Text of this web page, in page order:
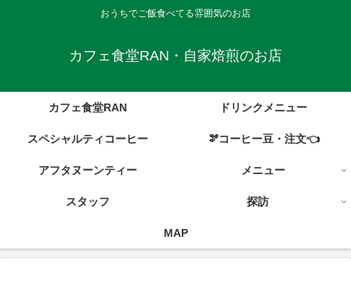
おうちでご飯食べてる雰囲気のお店
カフェ食堂RAN・自家焙煎のお店
カフェ食堂RAN ドリンクメニュー
スペシャルティコーヒー 🫘コーヒー豆・注文👈
アフタヌーンティー メニュー
スタッフ 探訪
MAP